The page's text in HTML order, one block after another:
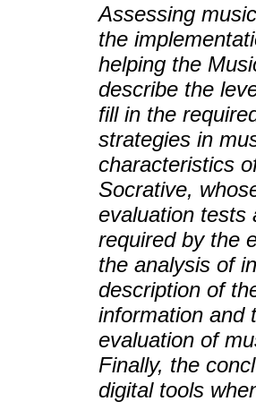
Assessing
the
helping the
describe the
fill in the
strategies in
characteristics
Socrative,
evaluation tests
required by the
the analysis of
description of
information and
evaluation of
Finally, the
digital tools